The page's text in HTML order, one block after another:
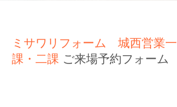
ミサワリフォーム 城西営業一
課・二課 ご来場予約フォーム